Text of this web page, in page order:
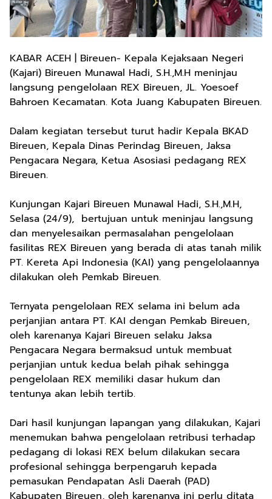
KABAR ACEH | Bireuen- Kepala Kejaksaan Negeri
(Kajari) Bireuen Munawal Hadi, S.H.,M.H meninjau
langsung pengelolaan REX Bireuen, JL. Yoesoef
Bahroen Kecamatan. Kota Juang Kabupaten Bireuen.
Dalam kegiatan tersebut turut hadir Kepala BKAD
Bireuen, Kepala Dinas Perindag Bireuen, Jaksa
Pengacara Negara, Ketua Asosiasi pedagang REX
Bireuen.
Kunjungan Kajari Bireuen Munawal Hadi, S.H.,M.H,
Selasa (24/9), bertujuan untuk meninjau langsung
dan menyelesaikan permasalahan pengelolaan
fasilitas REX Bireuen yang berada di atas tanah milik
PT. Kereta Api Indonesia (KAI) yang pengelolaannya
dilakukan oleh Pemkab Bireuen.
Ternyata pengelolaan REX selama ini belum ada
perjanjian antara PT. KAI dengan Pemkab Bireuen,
oleh karenanya Kajari Bireuen selaku Jaksa
Pengacara Negara bermaksud untuk membuat
perjanjian untuk kedua belah pihak sehingga
pengelolaan REX memiliki dasar hukum dan
tentunya akan lebih tertib.
Dari hasil kunjungan lapangan yang dilakukan, Kajari
menemukan bahwa pengelolaan retribusi terhadap
pedagang di lokasi REX belum dilakukan secara
profesional sehingga berpengaruh kepada
pemasukan Pendapatan Asli Daerah (PAD)
Kabupaten Bireuen, oleh karenanya ini perlu ditata